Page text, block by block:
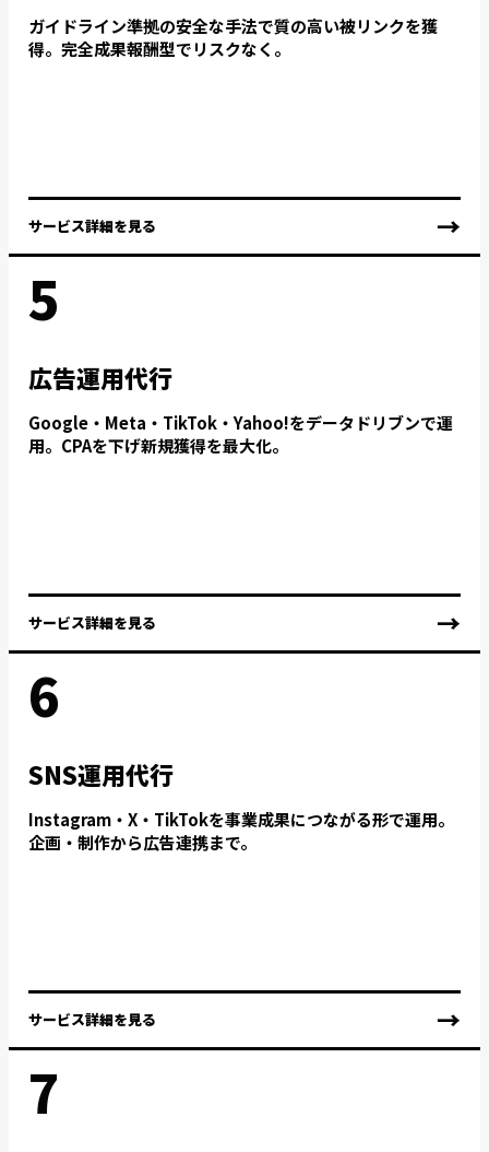
ガイドライン準拠の安全な手法で質の高い被リンクを獲
得。完全成果報酬型でリスクなく。
サービス詳細を見る →
5
広告運用代行
Google・Meta・TikTok・Yahoo!をデータドリブンで運
用。CPAを下げ新規獲得を最大化。
サービス詳細を見る →
6
SNS運用代行
Instagram・X・TikTokを事業成果につながる形で運用。
企画・制作から広告連携まで。
サービス詳細を見る →
7